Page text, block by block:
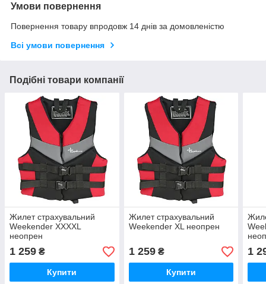
Умови повернення
Повернення товару впродовж 14 днів за домовленістю
Всі умови повернення
Подібні товари компанії
Жилет страхувальний
Weekender XXXXL
неопрен
1 259 ₴
Купити
Жилет страхувальний
Weekender XL неопрен
1 259₴
Купити
1